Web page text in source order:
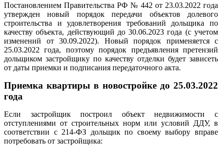
Постановлением Правительства РФ № 442 от 23.03.2022 года
утвержден новый порядок передачи объектов долевого
строительства и удовлетворения требований дольщика по
качеству объекта, действующий до 30.06.2023 года (с учетом
изменений от 30.09.2022). Новый порядок применяется с
25.03.2022 года, поэтому порядок предъявления претензий
дольщиком застройщику по качеству отделки будет зависеть
от даты приемки и подписания передаточного акта.
Приемка квартиры в новостройке до 25.03.2022
года
Если застройщик построил объект недвижимости с
отступлениями от строительных норм или условий ДДУ, в
соответствии с 214-ФЗ дольщик по своему выбору вправе
потребовать от застройщика: